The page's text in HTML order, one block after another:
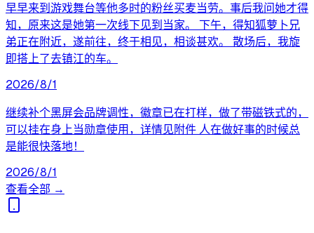
早早来到游戏舞台等他多时的粉丝买麦当劳。事后我问她才得
知，原来这是她第一次线下见到当家。 下午，得知狐萝卜兄
弟正在附近，遂前往，终于相见，相谈甚欢。 散场后，我旋
即搭上了去镇江的车。
2026/8/1
继续补个黑屏会品牌调性，徽章已在打样，做了带磁铁式的，
可以挂在身上当勋章使用，详情见附件 人在做好事的时候总
是能很快落地！
2026/8/1
查看全部 →